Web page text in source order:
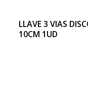
LLAVE 3 VIAS
10CM 1UD